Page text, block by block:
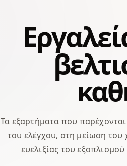
Τα εξαρτήματα που
του ελέγχου, στη μείωση
ευελιξίας του